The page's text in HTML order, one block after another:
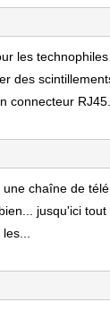
les
des
connecteur RJ45...
une chaîne de
jusqu'ici